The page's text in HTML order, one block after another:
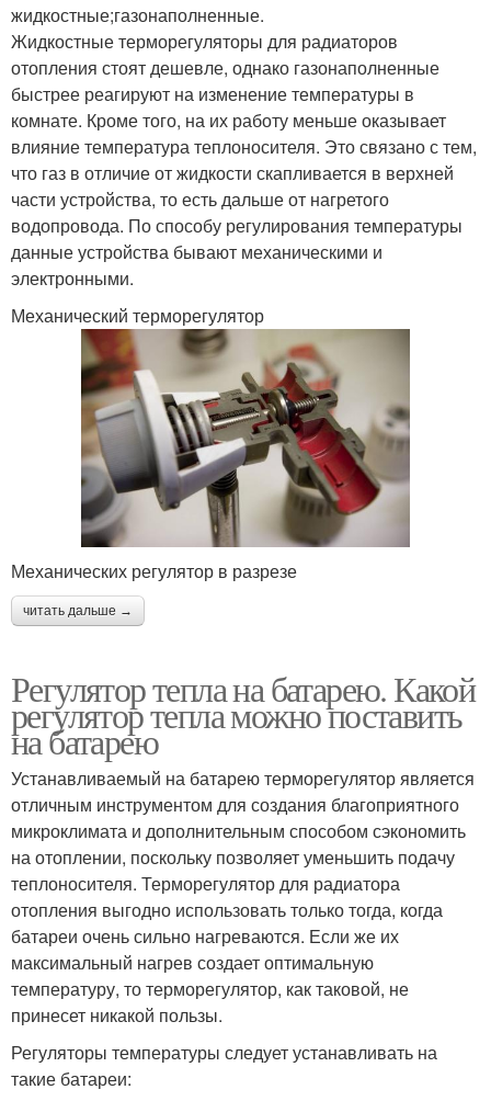
жидкостные;газонаполненные.
Жидкостные терморегуляторы для радиаторов
отопления стоят дешевле, однако газонаполненные
быстрее реагируют на изменение температуры в
комнате. Кроме того, на их работу меньше оказывает
влияние температура теплоносителя. Это связано с тем,
что газ в отличие от жидкости скапливается в верхней
части устройства, то есть дальше от нагретого
водопровода. По способу регулирования температуры
данные устройства бывают механическими и
электронными.
Механический терморегулятор
Механических регулятор в разрезе
читать дальше →
Регулятор тепла на батарею. Какой
регулятор тепла можно поставить
на батарею
Устанавливаемый на батарею терморегулятор является
отличным инструментом для создания благоприятного
микроклимата и дополнительным способом сэкономить
на отоплении, поскольку позволяет уменьшить подачу
теплоносителя. Терморегулятор для радиатора
отопления выгодно использовать только тогда, когда
батареи очень сильно нагреваются. Если же их
максимальный нагрев создает оптимальную
температуру, то терморегулятор, как таковой, не
принесет никакой пользы.
Регуляторы температуры следует устанавливать на
такие батареи: